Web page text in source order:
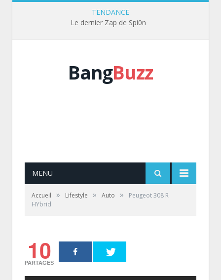
TENDANCE
Le dernier Zap de Spi0n
BangBuzz
MENU
Accueil » Lifestyle » Auto »
Peugeot 308 R
HYbrid
10
PARTAGES